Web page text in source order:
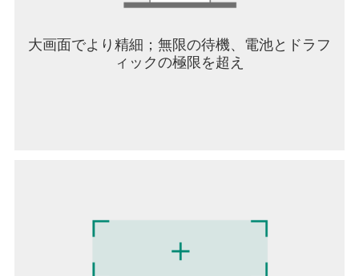
ケットの純粋な楽しさを体験できます。
【君だけのコートスタイル、自由にコーディネー
の部位を自由にコーディネート可能。独自のバッ
シュ工房システムで、自分だけのオリジナルバッ
大画面でより精細；無限の待機、電池とドラフ
ィックの極限を超え